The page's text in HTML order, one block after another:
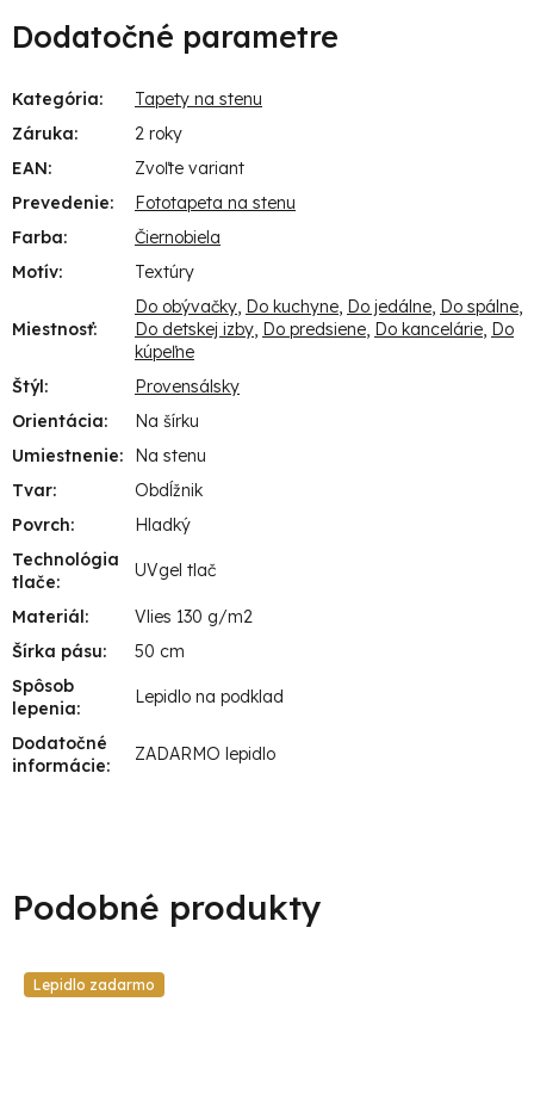
Dodatočné parametre
Kategória:
Tapety na stenu
Záruka:
2 roky
EAN:
Zvoľte variant
Prevedenie:
Fototapeta na stenu
Farba:
Čiernobiela
Motív: Textúry
Miestnosť:
Do obývačky, Do kuchyne, Do jedálne, Do spálne,
Do detskej izby, Do predsiene, Do kancelárie, Do
kúpeľne
Štýl:
Provensálsky
Orientácia:
Na šírku
Umiestnenie:
Na stenu
Tvar:
Obdĺžnik
Povrch:
Hladký
Technológia
tlače:
UVgel tlač
Materiál:
Vlies 130 g/m2
Šírka pásu:
50 cm
Spôsob
lepenia:
Lepidlo na podklad
Dodatočné
informácie:
ZADARMO lepidlo
Lepidlo zadarmo